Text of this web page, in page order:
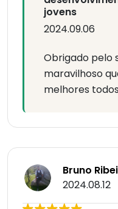
jovens
2024.09.06
Obrigado pelo
maravilhoso
melhores
Bruno
2024.08.12